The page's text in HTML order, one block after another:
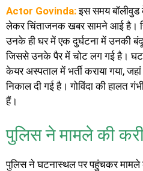
Actor Govinda: इस समय बॉलीवुड
लेकर चिंताजनक खबर सामने आई है।
उनके ही घर में एक दुर्घटना में उनकी
जिससे उनके पैर में चोट लग गई है।
केयर अस्पताल में भर्ती कराया गया,
निकाल दी गई है। गोविंदा की हालत
हैं।
पुलिस ने मामले की
पुलिस ने घटनास्थल पर पहुंचकर मामले